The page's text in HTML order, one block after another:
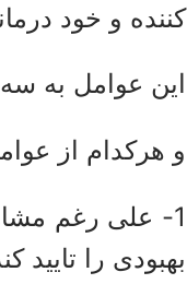
کننده و خود
این عوامل به
و هرکدام از
1- علی رغم
بهبودی را